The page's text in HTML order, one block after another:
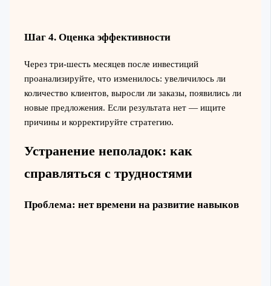
Шаг 4. Оценка эффективности
Через три-шесть месяцев после инвестиций
проанализируйте, что изменилось: увеличилось ли
количество клиентов, выросли ли заказы, появились ли
новые предложения. Если результата нет — ищите
причины и корректируйте стратегию.
Устранение неполадок: как
справляться с трудностями
Проблема: нет времени на развитие навыков